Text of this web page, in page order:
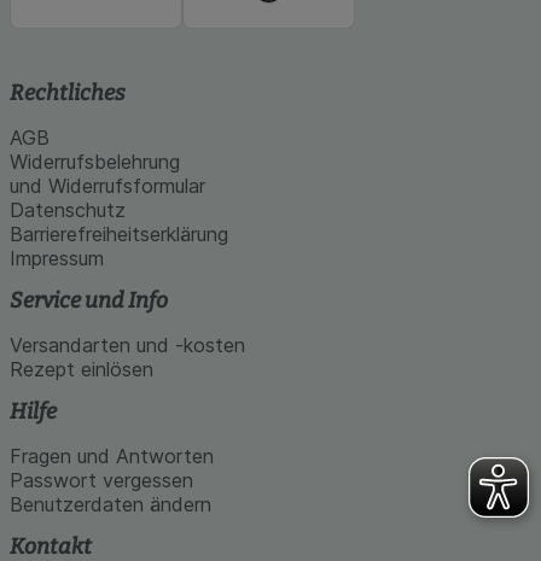
Rechtliches
AGB
Widerrufsbelehrung
und Widerrufsformular
Datenschutz
Barrierefreiheitserklärung
Impressum
Service und Info
Versandarten und -kosten
Rezept einlösen
Hilfe
Fragen und Antworten
Passwort vergessen
Benutzerdaten ändern
Kontakt